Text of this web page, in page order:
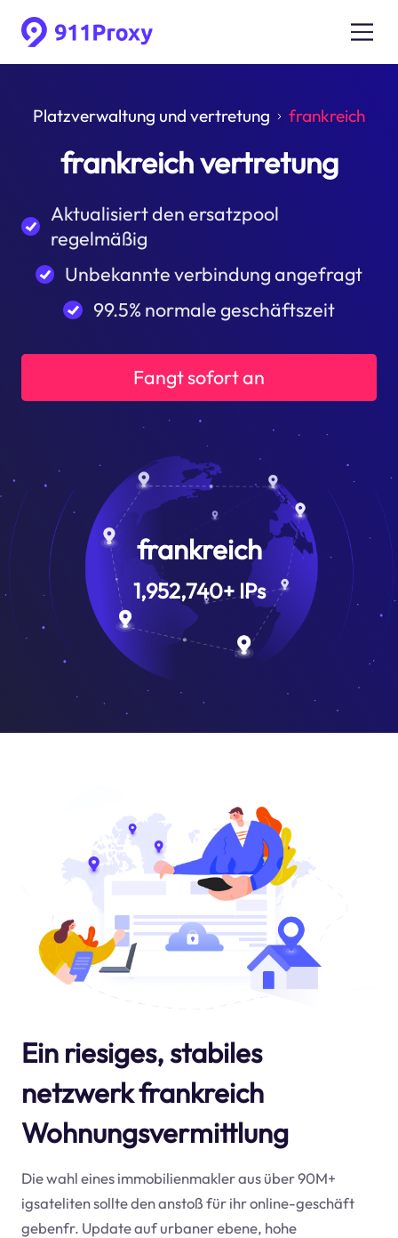
Platzverwaltung und vertretung frankreich
frankreich vertretung
Aktualisiert den ersatzpool
regelmäßig
Unbekannte verbindung angefragt
99.5% normale geschäftszeit
Fangt sofort an
frankreich
1,952,740+IPs
Ein riesiges, stabiles
netzwerk frankreich
Wohnungsvermittlung
Die wahl eines immobilienmakler aus über 90M+
igsateliten sollte den anstoß für ihr online-geschäft
gebenfr. Update auf urbaner ebene, hohe